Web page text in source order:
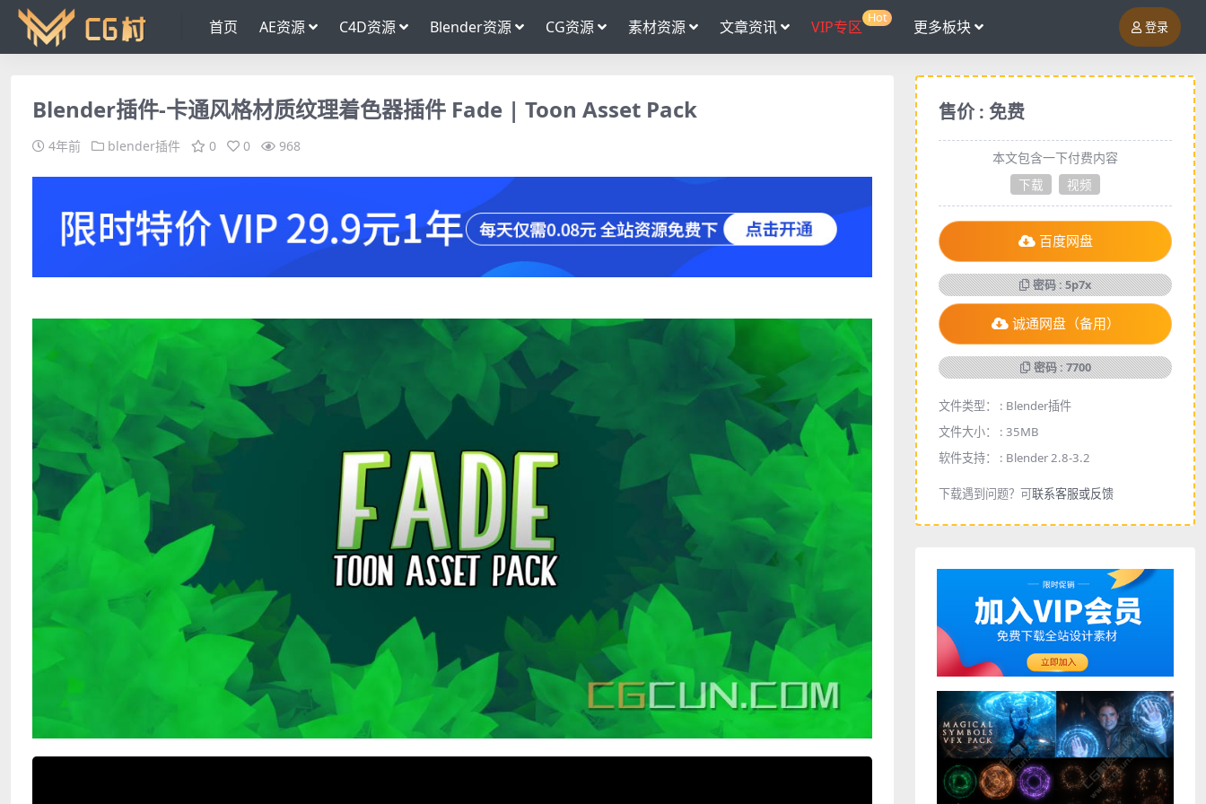
首页 AE资源 C4D资源 Blender资源 CG资源 素材资源 文章资讯 VIP专区 Hot 更多板块 登录
Blender插件-卡通风格材质纹理着色器插件 Fade | Toon Asset Pack
4年前 blender插件 0 0 968
售价 : 免费
本文包含一下付费内容
下载
视频
百度网盘
密码 : 5p7x
诚通网盘（备用）
密码 : 7700
文件类型： : Blender插件
文件大小： : 35MB
软件支持： : Blender 2.8-3.2
下载遇到问题？可联系客服或反馈